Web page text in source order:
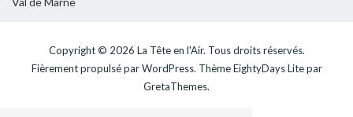
Copyright © 2026 La Tête en l'Air. Tous droits réservés.
Fièrement propulsé parWordPress. ThèmeEightyDays Litepar
GretaThemes.